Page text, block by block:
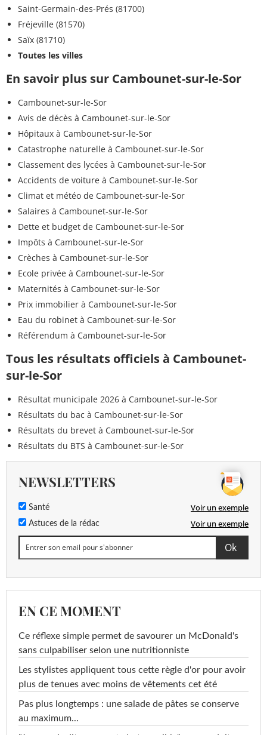
Saint-Germain-des-Prés (81700)
Fréjeville (81570)
Saïx (81710)
Toutes les villes
En savoir plus sur Cambounet-sur-le-Sor
Cambounet-sur-le-Sor
Avis de décès à Cambounet-sur-le-Sor
Hôpitaux à Cambounet-sur-le-Sor
Catastrophe naturelle à Cambounet-sur-le-Sor
Classement des lycées à Cambounet-sur-le-Sor
Accidents de voiture à Cambounet-sur-le-Sor
Climat et météo de Cambounet-sur-le-Sor
Salaires à Cambounet-sur-le-Sor
Dette et budget de Cambounet-sur-le-Sor
Impôts à Cambounet-sur-le-Sor
Crèches à Cambounet-sur-le-Sor
Ecole privée à Cambounet-sur-le-Sor
Maternités à Cambounet-sur-le-Sor
Prix immobilier à Cambounet-sur-le-Sor
Eau du robinet à Cambounet-sur-le-Sor
Référendum à Cambounet-sur-le-Sor
Tous les résultats officiels à Cambounet-
sur-le-Sor
Résultat municipale 2026 à Cambounet-sur-le-Sor
Résultats du bac à Cambounet-sur-le-Sor
Résultats du brevet à Cambounet-sur-le-Sor
Résultats du BTS à Cambounet-sur-le-Sor
NEWSLETTERS
Santé Voir un exemple
Astuces de la rédac Voir un exemple
EN CE MOMENT
Ce réflexe simple permet de savourer un McDonald's
sans culpabiliser selon une nutritionniste
Les stylistes appliquent tous cette règle d'or pour avoir
plus de tenues avec moins de vêtements cet été
Pas plus longtemps : une salade de pâtes se conserve
au maximum...